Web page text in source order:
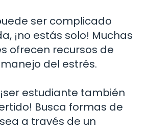
ser complicado
¡no estás solo! Muchas
ofrecen recursos de
del estrés.
estudiante también
Busca formas de
a través de un